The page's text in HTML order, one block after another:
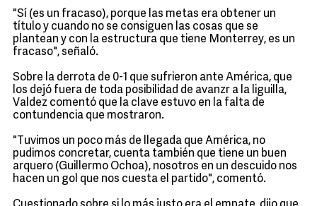
"Sí (es un fracaso), porque las metas era obtener un
título y cuando no se consiguen las cosas que se
plantean y con la estructura que tiene Monterrey, es un
fracaso", señaló.
Sobre la derrota de 0-1 que sufrieron ante América, que
los dejó fuera de toda posibilidad de avanzr a la liguilla,
Valdez comentó que la clave estuvo en la falta de
contundencia que mostraron.
"Tuvimos un poco más de llegada que América, no
pudimos concretar, cuenta también que tiene un buen
arquero (Guillermo Ochoa), nosotros en un descuido nos
hacen un gol que nos cuesta el partido", comentó.